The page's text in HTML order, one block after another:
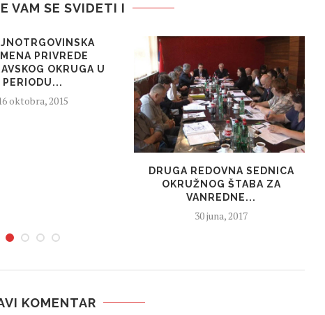
VAM SE SVIDETI I
PRIVREDE
OKRUGA U
PERIODU...
oktobra, 2015
DRUGA REDOVNA SEDNICA
OKRUŽNOG ŠTABA ZA
VANREDNE...
30 juna, 2017
KOMENTAR